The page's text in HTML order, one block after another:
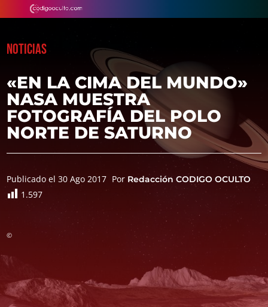
NOTICIAS
«EN LA CIMA DEL MUNDO»
NASA MUESTRA
FOTOGRAFÍA DEL POLO
NORTE DE SATURNO
Publicado el 30 Ago 2017 Por Redacción CODIGO OCULTO
1.597
©